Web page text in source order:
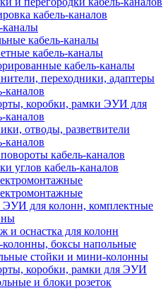
кабель-каналов
кабель-каналы
кабель-каналы
кабель-каналы
переходники, адаптеры
каналов
коробки, рамки ЭУИ для
каналов
отводы, разветвители
каналов
кабель-каналов
углов кабель-каналов
ЭУИ для колонн, комплектные
и оснастка для колонн
боксы напольные
стойки и мини-колонны
коробки, рамки для ЭУИ
и блоки розеток